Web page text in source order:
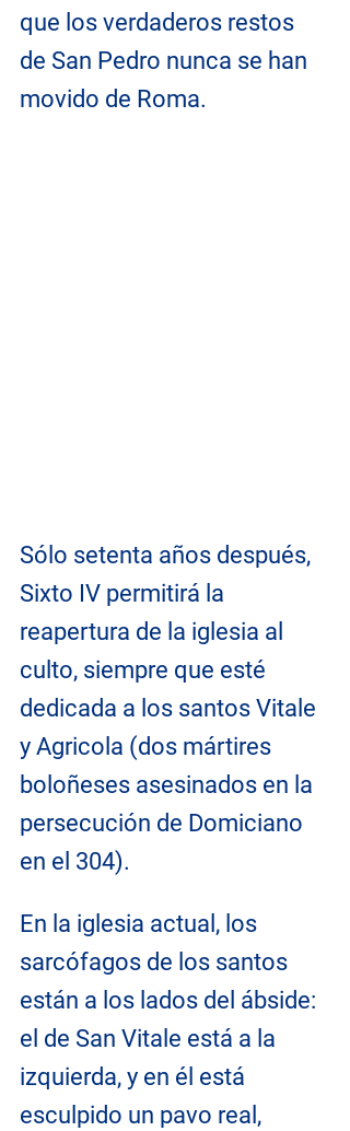
que los verdaderos restos
de San Pedro nunca se han
movido de Roma.
Sólo setenta años después,
Sixto IV permitirá la
reapertura de la iglesia al
culto, siempre que esté
dedicada a los santos Vitale
y Agricola (dos mártires
boloñeses asesinados en la
persecución de Domiciano
en el 304).
En la iglesia actual, los
sarcófagos de los santos
están a los lados del ábside:
el de San Vitale está a la
izquierda, y en él está
esculpido un pavo real,